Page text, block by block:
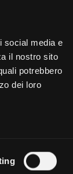
social media e
il nostro sito
potrebbero
dei loro
PERSONA